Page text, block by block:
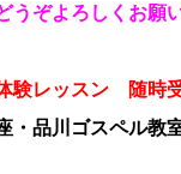
うぞよろしくお願
験レッスン 随時
・品川ゴスペル